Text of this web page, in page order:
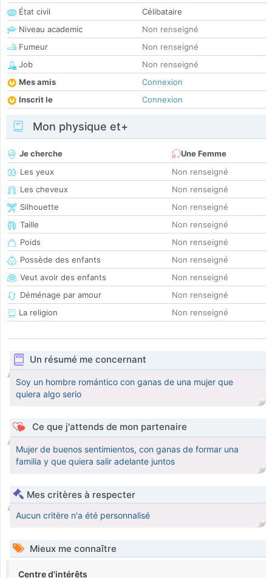
État civil
Célibataire
Niveau academic
Non renseigné
Fumeur
Non renseigné
Job
Non renseigné
Mes amis
Connexion
Inscrit le
Connexion
Mon physique et+
Je cherche
Une Femme
Les yeux
Non renseigné
Les cheveux
Non renseigné
Silhouette
Non renseigné
Taille
Non renseigné
Poids
Non renseigné
Possède des enfants
Non renseigné
Veut avoir des enfants
Non renseigné
Déménage par amour
Non renseigné
La religion
Non renseigné
Un résumé me concernant
Soy un hombre romántico con ganas de una mujer que
quiera algo serio
Ce que j'attends de mon partenaire
Mujer de buenos sentimientos, con ganas de formar una
familia y que quiera salir adelante juntos
Mes critères à respecter
Aucun critère n'a été personnalisé
Mieux me connaître
Centre d'intérêts